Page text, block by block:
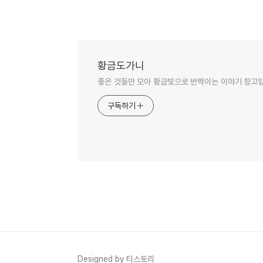
황금도가니
좋은 것들만 모아 황금빛으로 반짝이는 이야기 창고
구독하기
Designed by 티스토리